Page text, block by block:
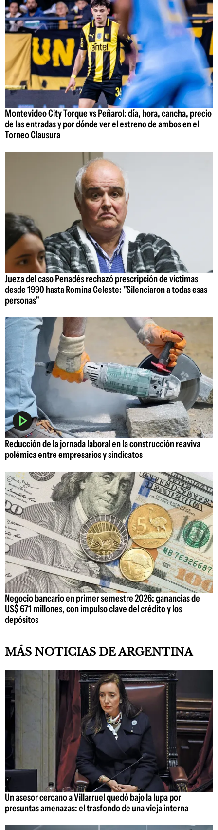
Montevideo City Torque vs Peñarol: día, hora, cancha, precio
de las entradas y por dónde ver el estreno de ambos en el
Torneo Clausura
Jueza del caso Penadés rechazó prescripción de víctimas
desde 1990 hasta Romina Celeste: "Silenciaron a todas esas
personas"
Reducción de la jornada laboral en la construcción reaviva
polémica entre empresarios y sindicatos
Negocio bancario en primer semestre 2026: ganancias de
US$ 671 millones, con impulso clave del crédito y los
depósitos
MÁS NOTICIAS DE ARGENTINA
Un asesor cercano a Villarruel quedó bajo la lupa por
presuntas amenazas: el trasfondo de una vieja interna